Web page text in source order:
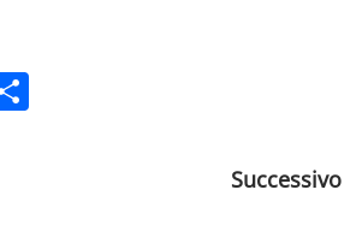
Successivo